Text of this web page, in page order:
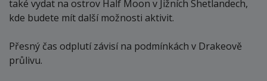
také vydat na ostrov Half Moon v Jižních Shetlandech,
kde budete mít další možnosti aktivit.
Přesný čas odplutí závisí na podmínkách v Drakeově
průlivu.